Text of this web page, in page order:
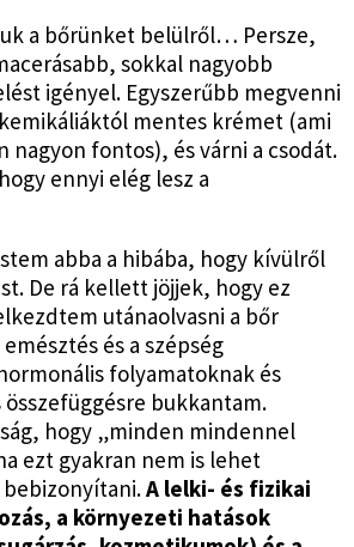
a bőrünket belülről… Persze,
sokkal nagyobb
igényel. Egyszerűbb megvenni
mentes krémet (ami
nagyon fontos), és várni a csodát.
ennyi elég lesz a
abba a hibába, hogy kívülről
De rá kellett jöjjek, hogy ez
utánaolvasni a bőr
és a szépség
folyamatoknak és
bukkantam.
hogy „minden mindennel
ezt gyakran nem is lehet
A lelki- és fizikai
a környezeti hatások